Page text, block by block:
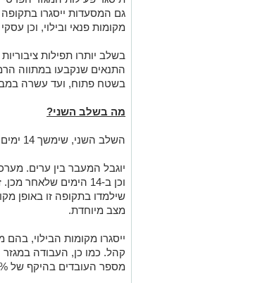
גם המסעדות ייסגרו בתקופה
מקומות פנאי ובילוי, וכן
בשלב יותרו תפילות
בשטח פתוח, ועד עשרה
מה בשלב השני?
השלב השני, שימשך 14 ימים נוספים בין 2-11 באוקטובר –
יוגבל המעבר בין ערים.
וכן ב-14 הימים
שילמדו בתקופה זו באופן
מצב מיוחדת.
ייסגרו מקומות הבילוי,
קהל. כמו כן, העבודה במגזר
מספר העובדים בהיקף של 30% עד 50%.